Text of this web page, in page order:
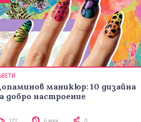
маникюр: 10 дизайна
добро настроение